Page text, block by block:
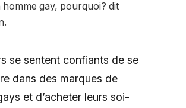
homme gay, pourquoi? dit
se sentent confiants de se
dans des marques de
et d’acheter leurs soi-